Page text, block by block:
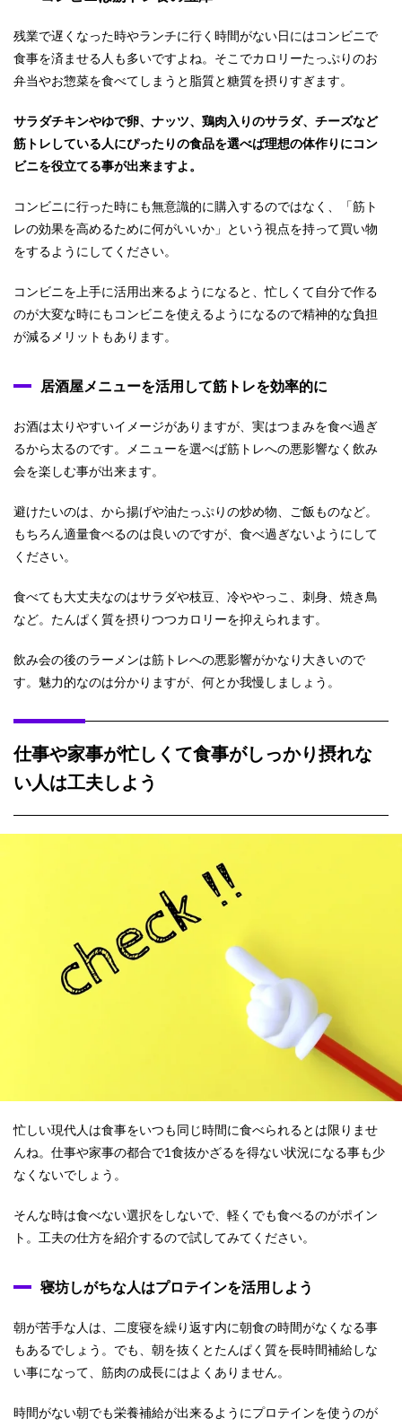
残業で遅くなった時やランチに行く時間がない日にはコンビニで
食事を済ませる人も多いですよね。そこでカロリーたっぷりのお
弁当やお惣菜を食べてしまうと脂質と糖質を摂りすぎます。
サラダチキンやゆで卵、ナッツ、鶏肉入りのサラダ、チーズなど
筋トレしている人にぴったりの食品を選べば理想の体作りにコン
ビニを役立てる事が出来ますよ。
コンビニに行った時にも無意識的に購入するのではなく、「筋ト
レの効果を高めるために何がいいか」という視点を持って買い物
をするようにしてください。
コンビニを上手に活用出来るようになると、忙しくて自分で作る
のが大変な時にもコンビニを使えるようになるので精神的な負担
が減るメリットもあります。
居酒屋メニューを活用して筋トレを効率的に
お酒は太りやすいイメージがありますが、実はつまみを食べ過ぎ
るから太るのです。メニューを選べば筋トレへの悪影響なく飲み
会を楽しむ事が出来ます。
避けたいのは、から揚げや油たっぷりの炒め物、ご飯ものなど。
もちろん適量食べるのは良いのですが、食べ過ぎないようにして
ください。
食べても大丈夫なのはサラダや枝豆、冷ややっこ、刺身、焼き鳥
など。たんぱく質を摂りつつカロリーを抑えられます。
飲み会の後のラーメンは筋トレへの悪影響がかなり大きいので
す。魅力的なのは分かりますが、何とか我慢しましょう。
仕事や家事が忙しくて食事がしっかり摂れな
い人は工夫しよう
忙しい現代人は食事をいつも同じ時間に食べられるとは限りませ
んね。仕事や家事の都合で1食抜かざるを得ない状況になる事も少
なくないでしょう。
そんな時は食べない選択をしないで、軽くでも食べるのがポイン
ト。工夫の仕方を紹介するので試してみてください。
寝坊しがちな人はプロテインを活用しよう
朝が苦手な人は、二度寝を繰り返す内に朝食の時間がなくなる事
もあるでしょう。でも、朝を抜くとたんぱく質を長時間補給しな
い事になって、筋肉の成長にはよくありません。
時間がない朝でも栄養補給が出来るようにプロテインを使うのが